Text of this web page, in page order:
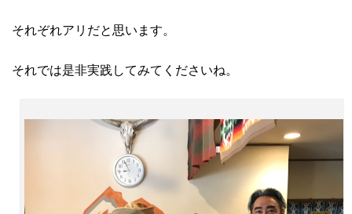
それぞれアリだと思います。
それでは是非実践してみてくださいね。